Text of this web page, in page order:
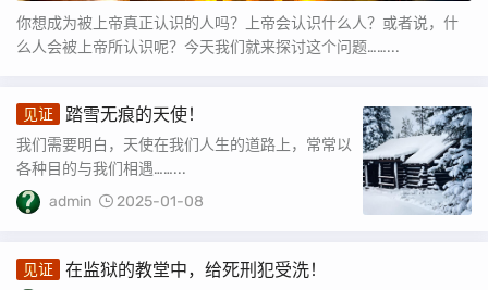
你想成为被上帝真正认识的人吗？上帝会认识什么人？或者说，什
么人会被上帝所认识呢？今天我们就来探讨这个问题……...
见证 踏雪无痕的天使！
我们需要明白，天使在我们人生的道路上，常常以
各种目的与我们相遇……...
admin
2025-01-08
见证 在监狱的教堂中，给死刑犯受洗！